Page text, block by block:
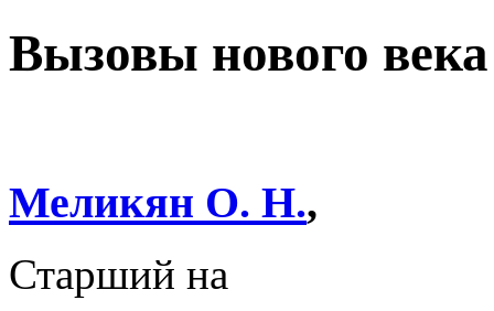
Вызовы нового века
Меликян О. Н.,
Старший на